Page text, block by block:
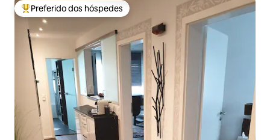
Entre os melhores preferidos dos hóspedes
Preferido dos hóspedes